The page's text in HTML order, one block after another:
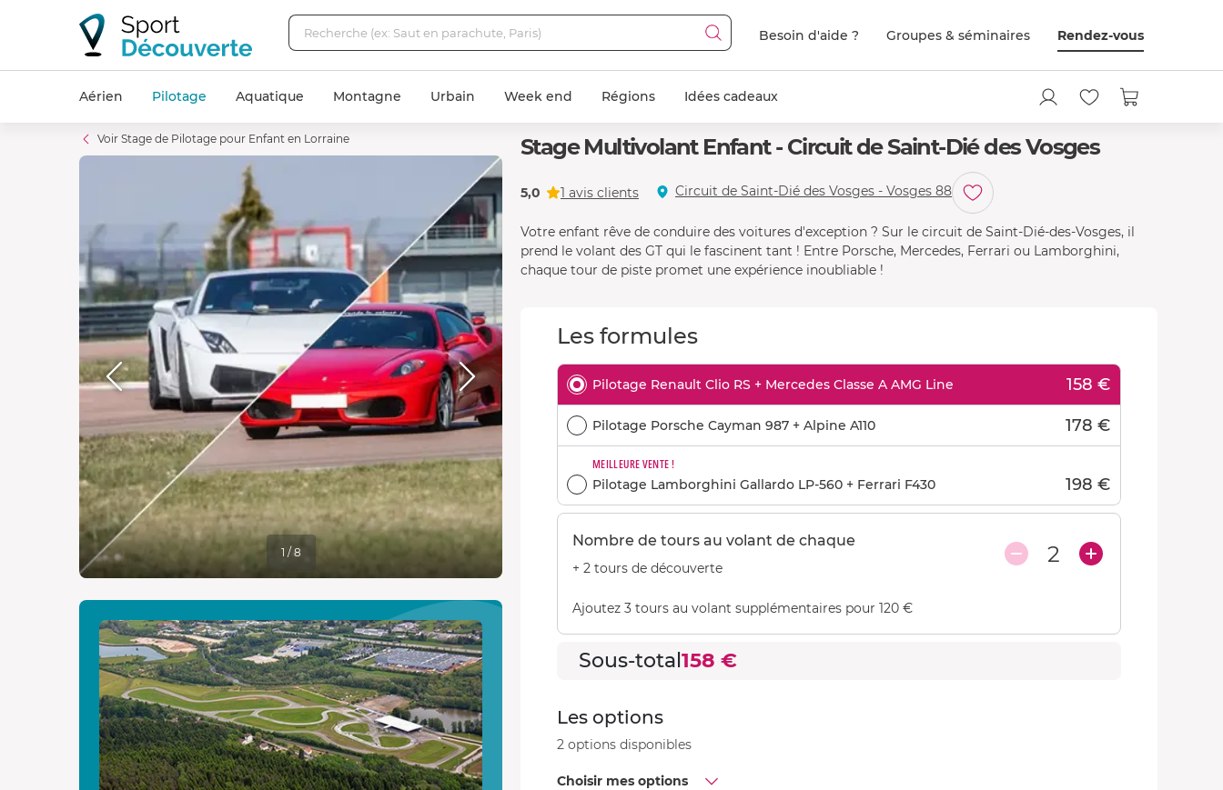
Besoin d'aide ? Groupes & séminaires Rendez-vous
Aérien Pilotage Aquatique Montagne Urbain Week end Régions Idées cadeaux
Stage Multivolant Enfant - Circuit de Saint-Dié des Vosges
5,0 1 avis clients Circuit de Saint-Dié des Vosges - Vosges 88
Votre enfant rêve de conduire des voitures d'exception ? Sur le circuit de Saint-Dié-des-Vosges, il
prend le volant des GT qui le fascinent tant ! Entre Porsche, Mercedes, Ferrari ou Lamborghini,
chaque tour de piste promet une expérience inoubliable !
Les formules
Pilotage Renault Clio RS + Mercedes Classe A AMG Line 158 €
Pilotage Porsche Cayman 987 + Alpine A110 178 €
MEILLEURE VENTE !
Pilotage Lamborghini Gallardo LP-560 + Ferrari F430 198 €
Nombre de tours au volant de chaque
+ 2 tours de découverte
2
Ajoutez 3 tours au volant supplémentaires pour 120 €
Sous-total 158 €
Les options
2 options disponibles
Choisir mes options
Voir Stage de Pilotage pour Enfant en Lorraine
1 / 8